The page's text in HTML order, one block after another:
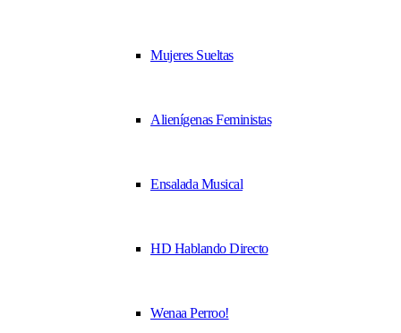
Mujeres Sueltas
Alienígenas Feministas
Ensalada Musical
HD Hablando Directo
Wenaa Perroo!